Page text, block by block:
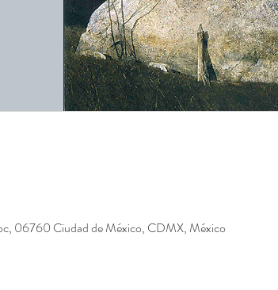
06760 Ciudad de México, CDMX, México